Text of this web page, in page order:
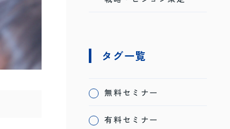
タグ一覧
無料セミナー
有料セミナー